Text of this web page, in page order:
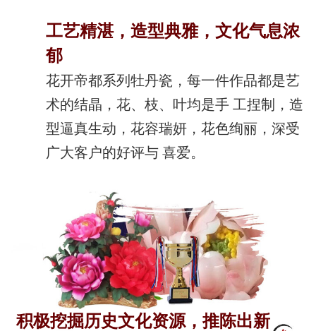
工艺精湛，造型典雅，文化气息浓
郁
花开帝都系列牡丹瓷，每一件作品都是艺
术的结晶，花、枝、叶均是手 工捏制，造
型逼真生动，花容瑞妍，花色绚丽，深受
广大客户的好评与 喜爱。
积极挖掘历史文化资源，推陈出新